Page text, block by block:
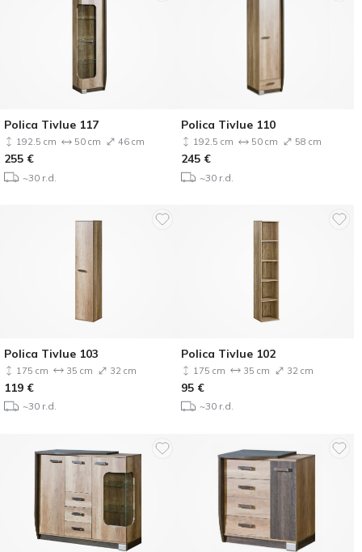
Polica Tivlue 117
192.5 cm 50 cm 46 cm
255 €
~30 r.d.
Polica Tivlue 110
192.5 cm 50 cm 58 cm
245 €
~30 r.d.
Polica Tivlue 103
175 cm 35 cm 32 cm
119 €
~30 r.d.
Polica Tivlue 102
175 cm 35 cm 32 cm
95 €
~30 r.d.